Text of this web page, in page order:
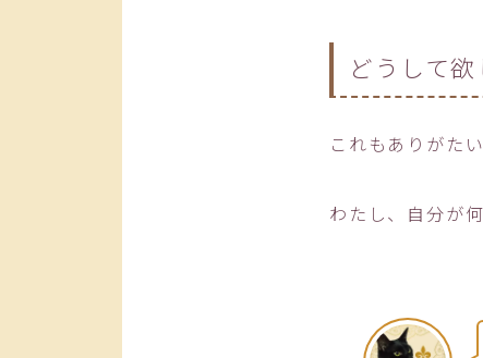
どうして
これもありがた
わたし、自分が